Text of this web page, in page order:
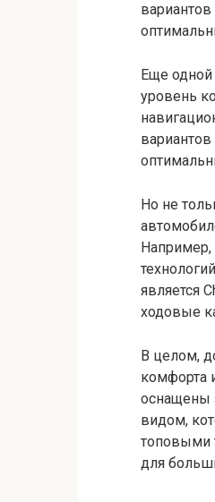
Еще одной
уровень
Но не
Например,
является
ходовые
В целом,
комфорта
оснащены
видом,
топовыми
для